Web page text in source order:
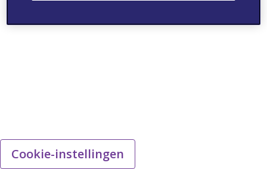
Cookie-instellingen